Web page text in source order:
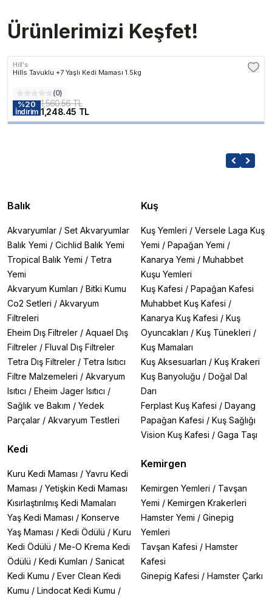
Ürünlerimizi Keşfet!
Hill's
Hills Tavuklu +7 Yaşlı Kedi Maması 1.5kg
(0)
%20
İndirim
1,560.56 TL
1,248.45 TL
Balık
Akvaryumlar / Set Akvaryumlar
Balık Yemi / Cichlid Balık Yemi
Tropical Balık Yemi / Tetra
Yemi
Akvaryum Kumları / Bitki Kumu
Co2 Setleri / Akvaryum
Filtreleri
Eheim Dış Filtreler / Aquael Dış
Filtreler / Fluval Dış Filtreler
Tetra Dış Filtreler / Tetra Isıtıcı
Filtre Malzemeleri / Akvaryum
Isıtıcı / Eheim Jager Isıtıcı /
Sağlık ve Bakım / Yedek
Parçalar / Akvaryum Testleri
Kedi
Kuru Kedi Maması / Yavru Kedi
Maması / Yetişkin Kedi Maması
Kısırlaştırılmış Kedi Mamaları
Yaş Kedi Maması / Konserve
Yaş Maması / Kedi Ödülü / Kuru
Kedi Ödülü / Me-O Krema Kedi
Ödülü / Kedi Kumları / Sanicat
Kedi Kumu / Ever Clean Kedi
Kumu / Lindocat Kedi Kumu /
Kuş
Kuş Yemleri / Versele Laga Kuş
Yemi / Papağan Yemi /
Kanarya Yemi / Muhabbet
Kuşu Yemleri
Kuş Kafesi / Papağan Kafesi
Muhabbet Kuş Kafesi /
Kanarya Kuş Kafesi / Kuş
Oyuncakları / Kuş Tünekleri /
Kuş Mamaları
Kuş Aksesuarları / Kuş Krakeri
Kuş Banyoluğu / Doğal Dal
Darı
Ferplast Kuş Kafesi / Dayang
Papağan Kafesi / Kuş Sağlığı
Vision Kuş Kafesi / Gaga Taşı
Kemirgen
Kemirgen Yemleri / Tavşan
Yemi / Kemirgen Krakerleri
Hamster Yemi / Ginepig
Yemleri
Tavşan Kafesi / Hamster
Kafesi
Ginepig Kafesi / Hamster Çarkı